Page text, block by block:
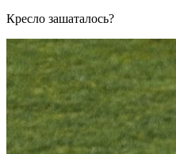
Кресло зашаталось?